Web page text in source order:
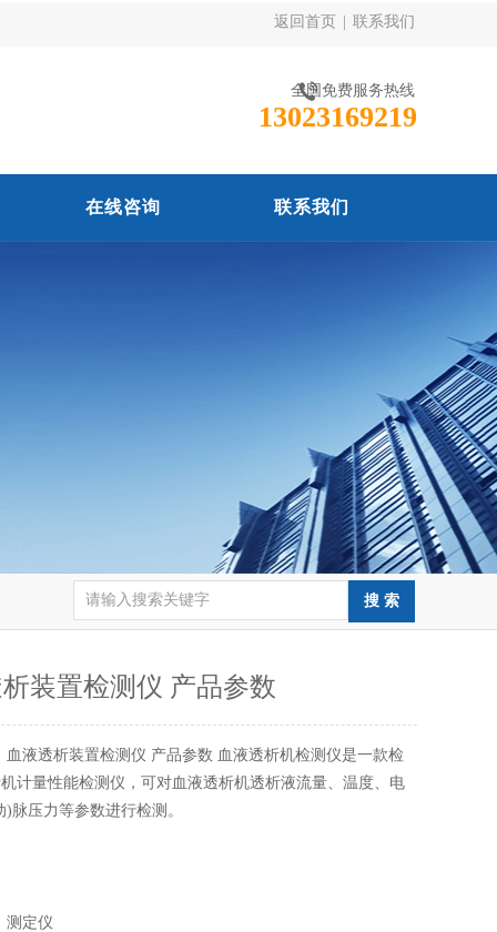
返回首页 联系我们
全国免费服务热线
13023169219
在线咨询 联系我们
装置检测仪 产品参数
血液透析装置检测仪 产品参数 血液透析机检测仪是一款检
计量性能检测仪，可对血液透析机透析液流量、温度、电
脉压力等参数进行检测。
测定仪